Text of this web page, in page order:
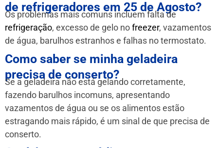
de refrigeradores em 25 de Agosto?
Os problemas mais comuns incluem falta de
refrigeração, excesso de gelo nofreezer, vazamentos
de água, barulhos estranhos e falhas no termostato.
Como saber se minha geladeira
precisa de conserto?
Se a geladeira não está gelando corretamente,
fazendo barulhos incomuns, apresentando
vazamentos de água ou se os alimentos estão
estragando mais rápido, é um sinal de que precisa de
conserto.